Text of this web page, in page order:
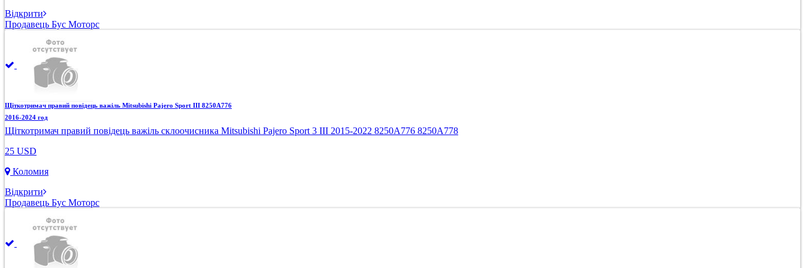
Відкрити
Продавець Бус Моторс
Щіткотримач правий повідець важіль Mitsubishi Pajero Sport III 8250A776
2016-2024 год
Щіткотримач правий повідець важіль склоочисника Mitsubishi Pajero Sport 3 III 2015-2022 8250A776 8250A778
25 USD
Коломия
Відкрити
Продавець Бус Моторс